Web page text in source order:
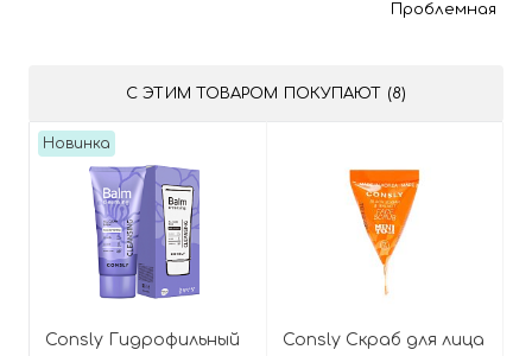
Проблемная
С ЭТИМ ТОВАРОМ ПОКУПАЮТ (8)
Новинка
Consly Гидрофильный
Consly Скраб для лица